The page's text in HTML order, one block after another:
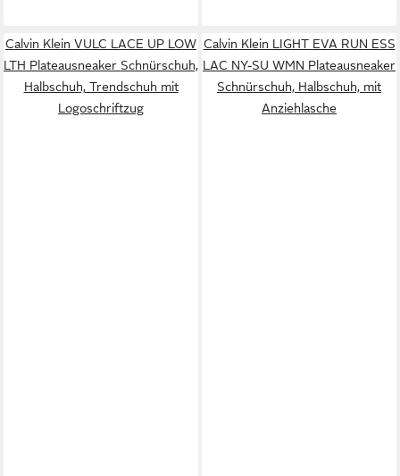
Calvin Klein VULC LACE UP LOW
LTH Plateausneaker Schnürschuh,
Halbschuh, Trendschuh mit
Logoschriftzug
Calvin Klein LIGHT EVA RUN ESS
LAC NY-SU WMN Plateausneaker
Schnürschuh, Halbschuh, mit
Anziehlasche